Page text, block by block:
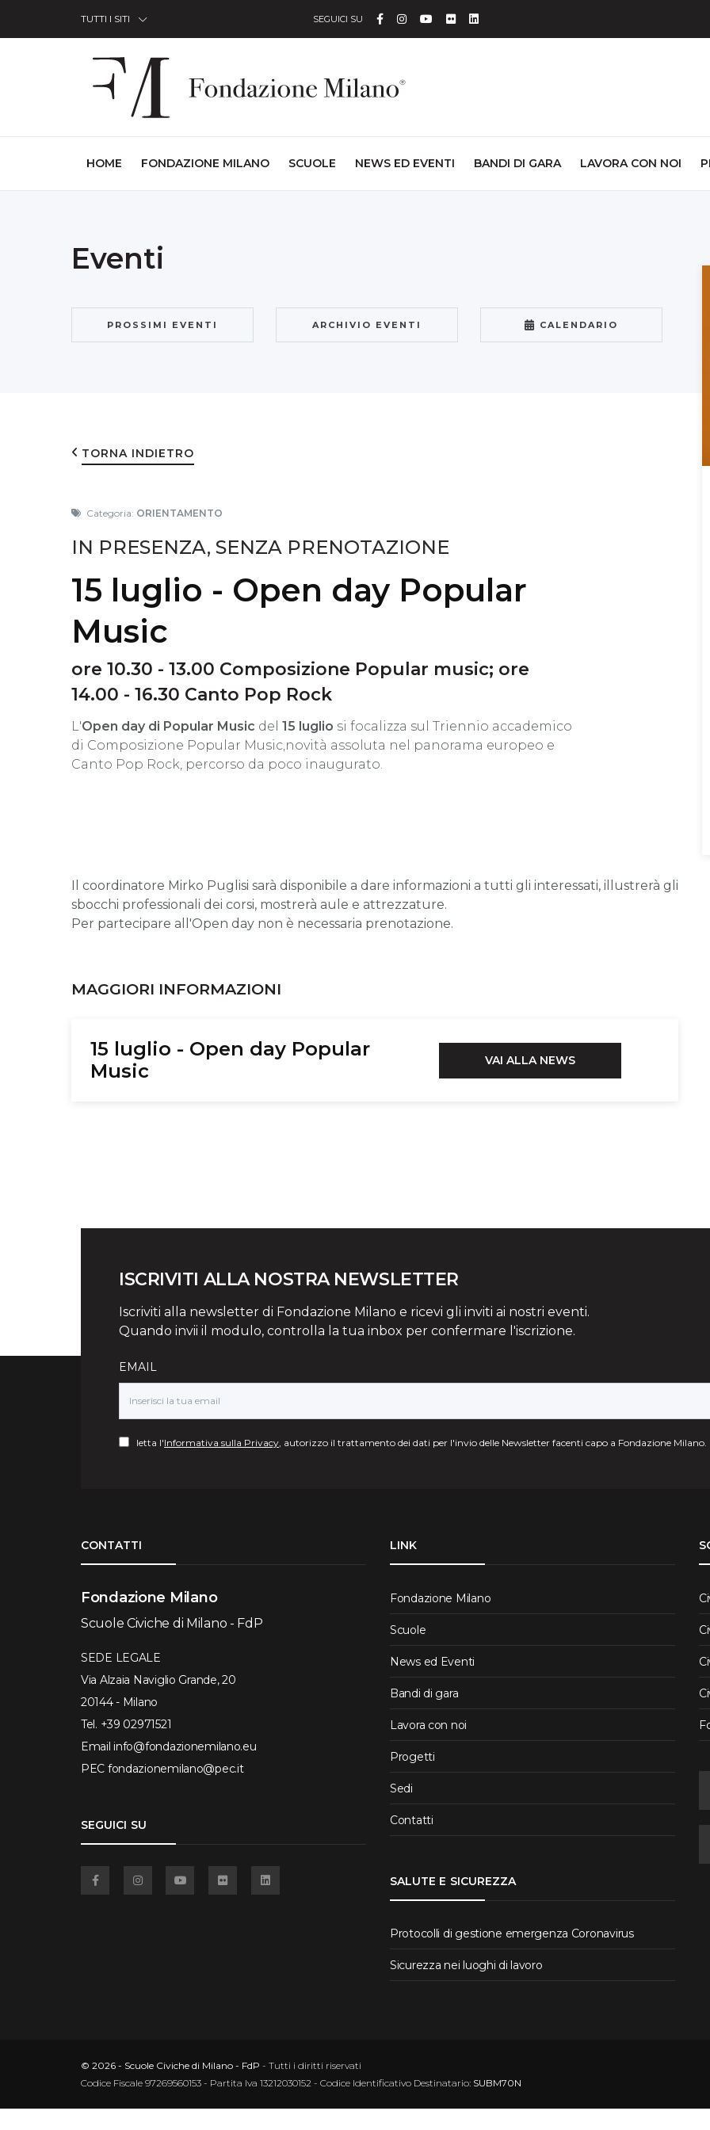
TUTTI I SITI SEGUICI SU Facebook
Instagram
YouTube
FlickrLinkedin
HOME (CURRENT)
FONDAZIONE MILANO SCUOLE NEWS ED EVENTI BANDI DI GARA LAVORA CON NOI
Eventi
PROSSIMI EVENTI ARCHIVIO EVENTI CALENDARIO
TORNA INDIETRO
Categoria: ORIENTAMENTO
IN PRESENZA, SENZA PRENOTAZIONE
15 luglio - Open day Popular
Music
ore 10.30 - 13.00 Composizione Popular music; ore
14.00 - 16.30 Canto Pop Rock
L'Open day di Popular Music del 15 luglio si focalizza sul Triennio accademico
di Composizione Popular Music,novità assoluta nel panorama europeo e
Canto Pop Rock, percorso da poco inaugurato.
Il coordinatore Mirko Puglisi sarà disponibile a dare informazioni a tutti gli interessati, illustrerà gli
sbocchi professionali dei corsi, mostrerà aule e attrezzature.
Per partecipare all'Open day non è necessaria prenotazione.
MAGGIORI INFORMAZIONI
15 luglio - Open day Popular
Music
VAI ALLA NEWS
ISCRIVITI ALLA NOSTRA NEWSLETTER
Iscriviti alla newsletter di Fondazione Milano e ricevi gli inviti ai nostri eventi.
Quando invii il modulo, controlla la tua inbox per confermare l'iscrizione.
EMAIL
letta l'Informativa sulla Privacy, autorizzo il trattamento dei dati per l'invio delle Newsletter facenti capo a Fondazione Milano.
CONTATTI
Fondazione Milano
Scuole Civiche di Milano - FdP
SEDE LEGALE
Via Alzaia Naviglio Grande, 20
20144 - Milano
Tel. +39 02971521
Email info@fondazionemilano.eu
PEC fondazionemilano@pec.it
SEGUICI SU
LINK
Fondazione Milano
Scuole
News ed Eventi
Bandi di gara
Lavora con noi
Progetti
Sedi
Contatti
SALUTE E SICUREZZA
Protocolli di gestione emergenza Coronavirus
Sicurezza nei luoghi di lavoro
© 2026 - Scuole Civiche di Milano - FdP - Tutti i diritti riservati
Codice Fiscale 97269560153 - Partita Iva 13212030152 - Codice Identificativo Destinatario: SUBM70N